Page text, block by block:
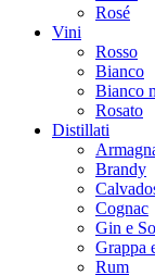
Rosé
Vini
Rosso
Bianco
Bianco
Rosato
Distillati
Brandy
Cognac
Gin e
Grappa
Rum